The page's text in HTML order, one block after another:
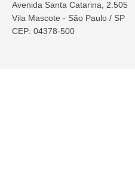
Avenida Santa Catarina, 2.505
Vila Mascote - São Paulo / SP
CEP: 04378-500